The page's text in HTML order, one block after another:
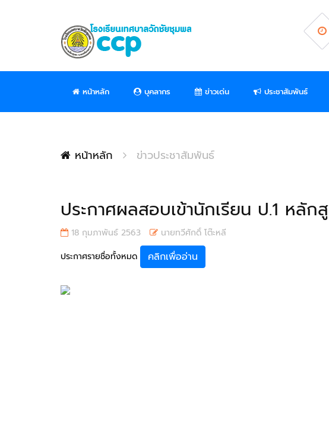
หน้าหลัก บุคลากร ข่าวเด่น ประชาสัมพันธ์
หน้าหลัก ข่าวประชาสัมพันธ์
ประกาศผลสอบเข้านักเรียน ป.1 หลัก
18 กุมภาพันธ์ 2563
นายทวีศักดิ์ โต๊ะหลี
ประกาศรายชื่อทั้งหมด
คลิกเพื่ออ่าน